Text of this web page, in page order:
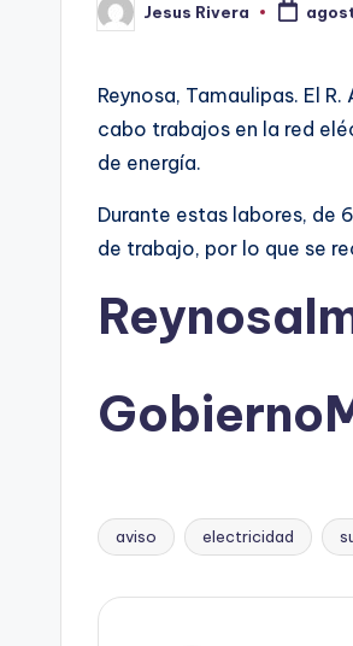
Publicado
por
Jesus Rivera
Reynosa, Tamaulipas. El
cabo trabajos en la red
de energía.
Durante estas labores, de
de trabajo, por lo que se
Etiquetas:
aviso electricidad